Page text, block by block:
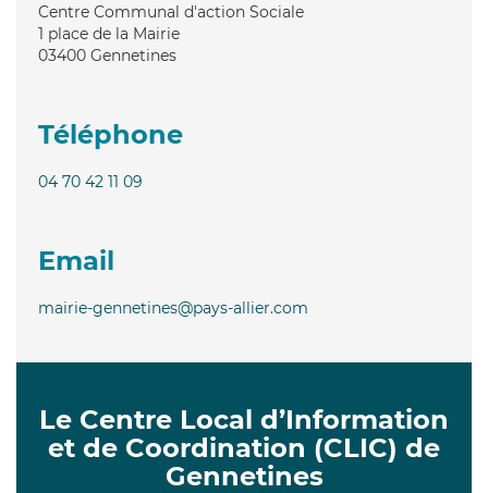
Centre Communal d'action Sociale
1 place de la Mairie
03400 Gennetines
Téléphone
04 70 42 11 09
Email
mairie-gennetines@pays-allier.com
Le Centre Local d’Information
et de Coordination (CLIC) de
Gennetines